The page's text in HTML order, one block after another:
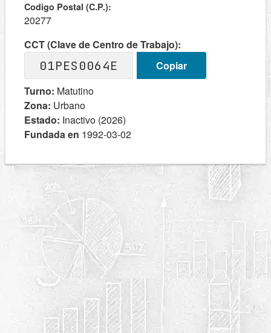
Codigo Postal (C.P.):
20277
CCT (Clave de Centro de Trabajo):
01PES0064E
Copiar
Turno: Matutino
Zona: Urbano
Estado: Inactivo (2026)
Fundada en 1992-03-02